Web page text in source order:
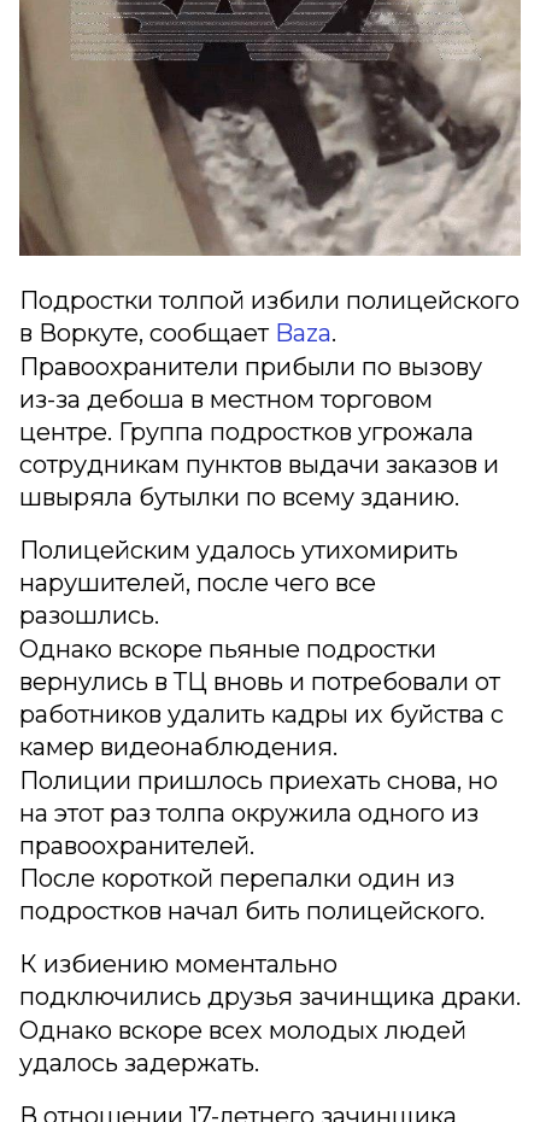
Подростки толпой избили полицейского
в Воркуте, сообщает Baza.
Правоохранители прибыли по вызову
из-за дебоша в местном торговом
центре. Группа подростков угрожала
сотрудникам пунктов выдачи заказов и
швыряла бутылки по всему зданию.
Полицейским удалось утихомирить
нарушителей, после чего все
разошлись.
Однако вскоре пьяные подростки
вернулись в ТЦ вновь и потребовали от
работников удалить кадры их буйства с
камер видеонаблюдения.
Полиции пришлось приехать снова, но
на этот раз толпа окружила одного из
правоохранителей.
После короткой перепалки один из
подростков начал бить полицейского.
К избиению моментально
подключились друзья зачинщика драки.
Однако вскоре всех молодых людей
удалось задержать.
В отношении 17-летнего зачинщика